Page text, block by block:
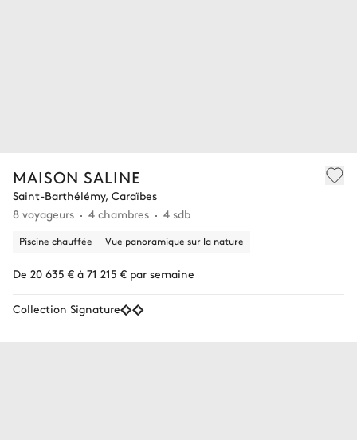
MAISON SALINE
Saint-Barthélémy, Caraïbes
8 voyageurs
4 chambres 4 sdb
Piscine chauffée Vue panoramique sur la nature
De 20 635 € à 71 215 € par semaine
Collection Signature